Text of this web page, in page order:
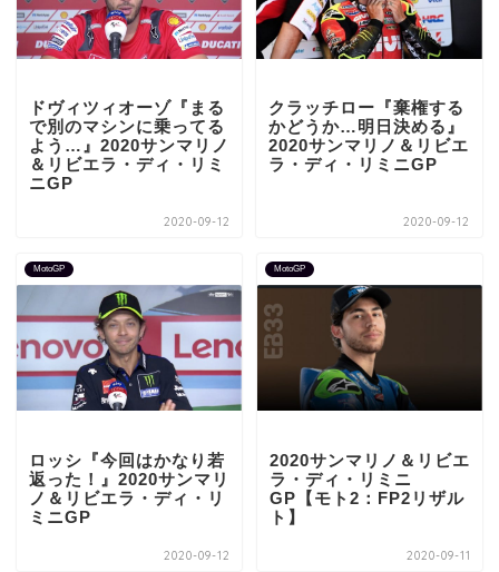
ドヴィツィオーゾ『まる
で別のマシンに乗ってる
よう…』2020サンマリノ
＆リビエラ・ディ・リミ
ニGP
2020-09-12
クラッチロー『棄権する
かどうか…明日決める』
2020サンマリノ＆リビエ
ラ・ディ・リミニGP
2020-09-12
MotoGP
ロッシ『今回はかなり若
返った！』2020サンマリ
ノ＆リビエラ・ディ・リ
ミニGP
2020-09-12
MotoGP
2020サンマリノ＆リビエ
ラ・ディ・リミニ
GP【モト2：FP2リザル
ト】
2020-09-11